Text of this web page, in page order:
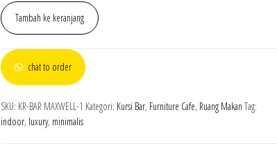
Kuantitas
Kursi
Bar
Maxwell
Tambah ke keranjang
chat to order
SKU: KR-BAR MAXWELL-1 Kategori: Kursi Bar, Furniture Cafe, Ruang Makan Tag:
indoor, luxury, minimalis